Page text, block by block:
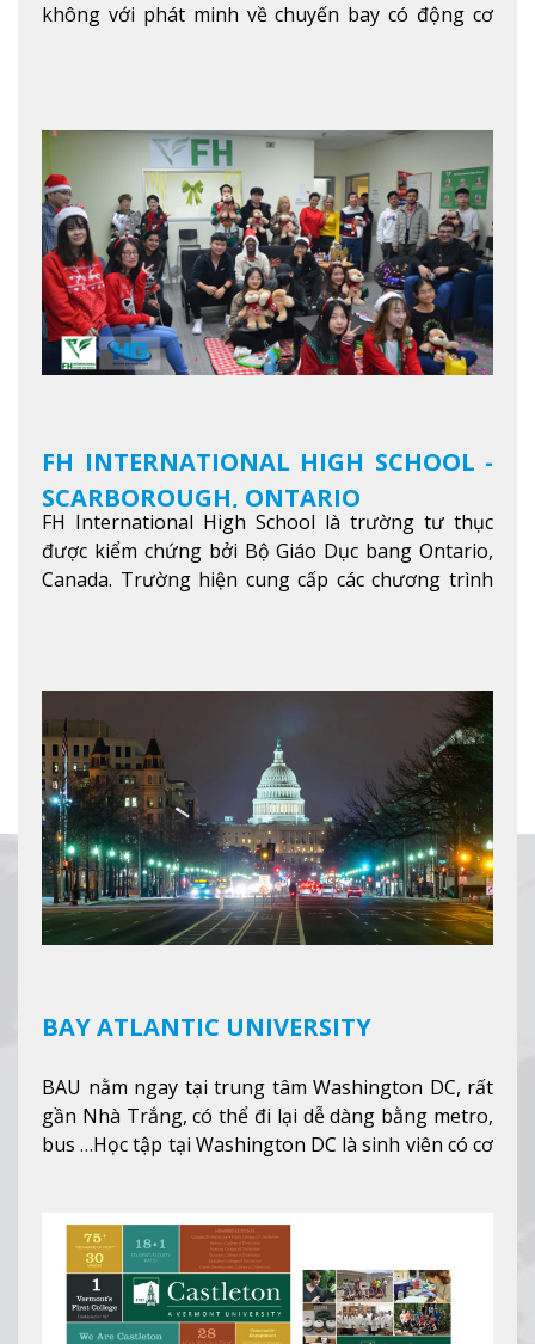
không với phát minh về chuyến bay có động cơ
FH INTERNATIONAL HIGH SCHOOL -
SCARBOROUGH, ONTARIO
FH International High School là trường tư thục
được kiểm chứng bởi Bộ Giáo Dục bang Ontario,
Canada. Trường hiện cung cấp các chương trình
nhanh chóng môi trường học tại Canada.Xem
thêm
BAY ATLANTIC UNIVERSITY
BAU nằm ngay tại trung tâm Washington DC, rất
gần Nhà Trắng, có thể đi lại dễ dàng bằng metro,
bus …Học tập tại Washington DC là sinh viên có cơ
nghiệp ở Mỹ, #7 thành phố an toàn nhất trên Thế
Xem thêm